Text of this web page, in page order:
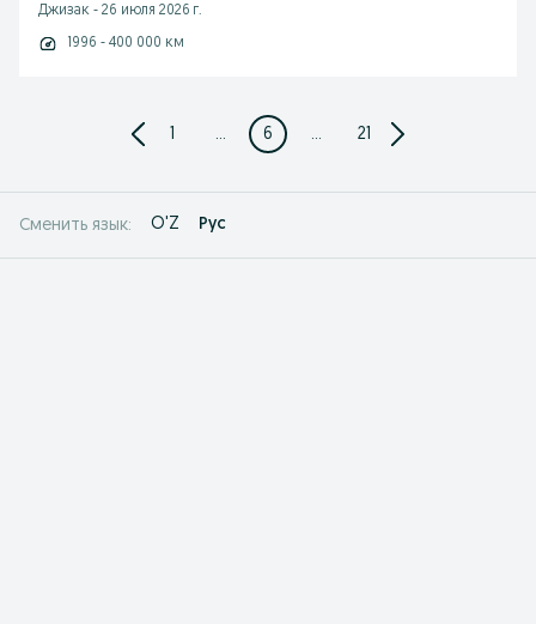
Джизак - 26 июля 2026 г.
1996 - 400 000 км
1 ... 6 ... 21
Сменить язык: O'Z Рус